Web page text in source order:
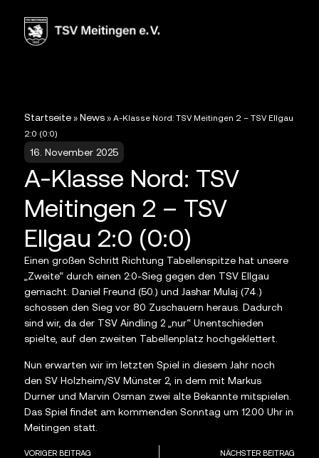
Startseite» News» A-Klasse Nord: TSV Meitingen 2 – TSV Ellgau
2:0 (0:0)
16. November 2025
A-Klasse Nord: TSV
Meitingen 2 – TSV
Ellgau 2:0 (0:0)
Einen großen Schritt Richtung Tabellenspitze hat unsere
„Zweite“ durch einen 2:0-Sieg gegen den TSV Ellgau
gemacht. Daniel Freund (50.) und Jashar Mulaj (74.)
schossen den Sieg vor 80 Zuschauern heraus. Dadurch
sind wir, da der TSV Aindling 2 „nur“ Unentschieden
spielte, auf den zweiten Tabellenplatz hochgeklettert.
Nun erwarten wir im letzten Spiel in diesem Jahr noch
den SV Holzheim/SV Münster 2, in dem mit Markus
Durner und Marvin Osman zwei alte Bekannte mitspielen.
Das Spiel findet am kommenden Sonntag um 12.00 Uhr in
Meitingen statt.
VORIGER BEITRAG NÄCHSTER BEITRAG